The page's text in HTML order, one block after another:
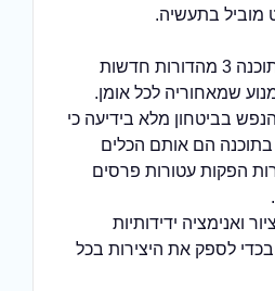
מוביל בתעשיה.
לתוכנה 3 מהדורות חדשות
שמאחוריה לכל אומן.
הנפש בביטחון מלא בידיעה כי
הם אותם הכלים
הפקות עטורות פרסים
ואנימציה ידידותיות
לספק את היצירות בכל